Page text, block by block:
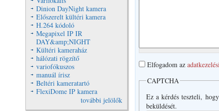
Dinion DayNight kamera
Előszerelt kültéri kamera
H.264 kódoló
Megapixel IP IR
DAY&amp;NIGHT
Kültéri kameraház
hálózati rögzítő
variofókuszos
manuál írisz
Beltéri kameratartó
FlexiDome IP kamera
további jelölők
Elfogadom az
CAPTCHA
Ez a kérdés teszteli,
beküldését.